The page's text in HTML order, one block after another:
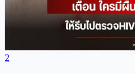
2